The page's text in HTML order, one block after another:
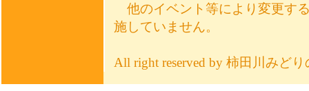
他のイベント等により変更す
施していません。
All right reserved by 柿田川みど